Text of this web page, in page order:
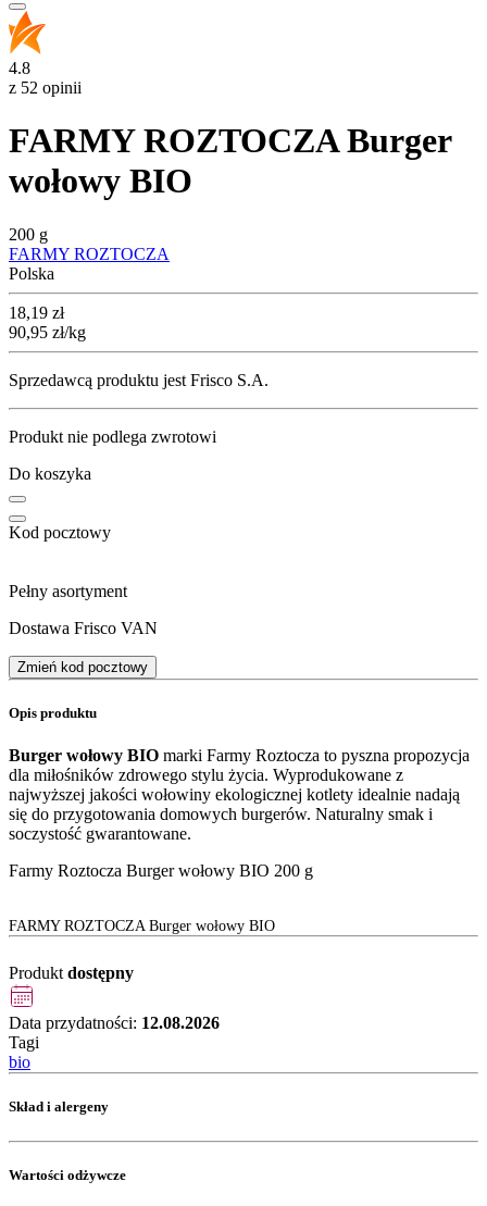
4.8
z 52 opinii
FARMY ROZTOCZA Burger
wołowy BIO
200 g
FARMY ROZTOCZA
Polska
Cena
18,19 zł
90,95 zł/kg
Sprzedawcą produktu jest Frisco S.A.
Produkt nie podlega zwrotowi
Do koszyka
Kod pocztowy
Pełny asortyment
Dostawa Frisco VAN
Zmień kod pocztowy
Opis produktu
Burger wołowy BIO marki Farmy Roztocza to pyszna propozycja
dla miłośników zdrowego stylu życia. Wyprodukowane z
najwyższej jakości wołowiny ekologicznej kotlety idealnie nadają
się do przygotowania domowych burgerów. Naturalny smak i
soczystość gwarantowane.
Farmy Roztocza Burger wołowy BIO 200 g
FARMY ROZTOCZA Burger wołowy BIO
Produkt dostępny
Data przydatności: 12.08.2026
Tagi
bio
Skład i alergeny
Wartości odżywcze